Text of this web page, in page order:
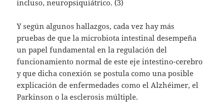
incluso, neuropsiquiátrico. (3)
Y según algunos hallazgos, cada vez hay más
pruebas de que la microbiota intestinal desempeña
un papel fundamental en la regulación del
funcionamiento normal de este eje intestino-cerebro
y que dicha conexión se postula como una posible
explicación de enfermedades como el Alzhéimer, el
Parkinson o la esclerosis múltiple.